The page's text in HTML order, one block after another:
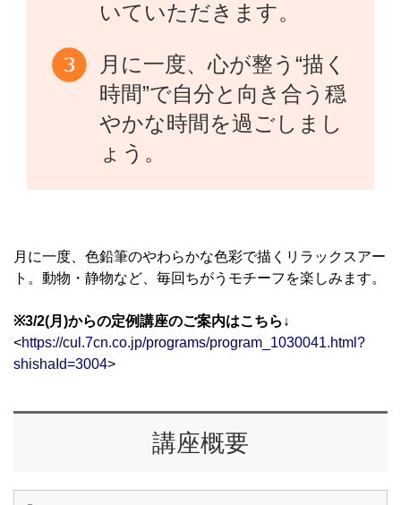
いていただきます。
月に一度、心が整う“描く
時間”で自分と向き合う穏
やかな時間を過ごしまし
ょう。
月に一度、色鉛筆のやわらかな色彩で描くリラックスアー
ト。動物・静物など、毎回ちがうモチーフを楽しみます。
※3/2(月)からの定例講座のご案内はこちら↓
<https://cul.7cn.co.jp/programs/program_1030041.html?
shishaId=3004>
講座概要